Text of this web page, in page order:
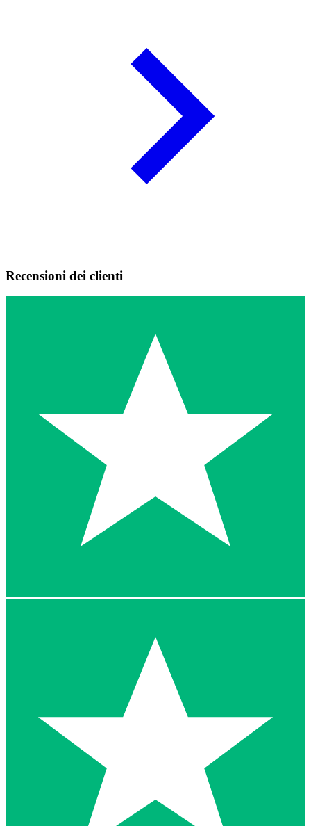
Recensioni dei clienti